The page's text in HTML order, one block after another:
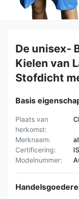
De unisex-
Kielen van
Stofdicht
Basis
Plaats van
herkomst:
Merknaam:
Certificering:
Modelnummer: